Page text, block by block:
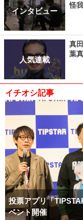
インタビュー
怪
人気連載
真
葉
イチオシ記事
投票アプリ「
ベント開催